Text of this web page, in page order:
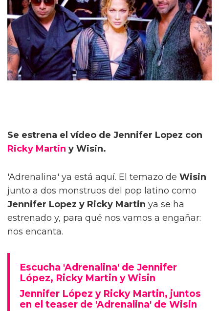
Se estrena el vídeo de Jennifer Lopez con
Ricky Martin y Wisin.
'Adrenalina' ya está aquí. El temazo de Wisin
junto a dos monstruos del pop latino como
Jennifer Lopez y Ricky Martin ya se ha
estrenado y, para qué nos vamos a engañar:
nos encanta.
Escucha 'Adrenalina' de Jennifer
López, Ricky Martin y Wisin
Jennifer López y Ricky Martin, juntos
en el teaser de 'Adrenalina' de Wisin